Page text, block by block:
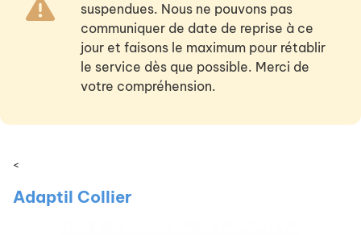
suspendues. Nous ne pouvons pas
communiquer de date de reprise à ce
jour et faisons le maximum pour rétablir
le service dès que possible. Merci de
votre compréhension.
<
Adaptil Collier